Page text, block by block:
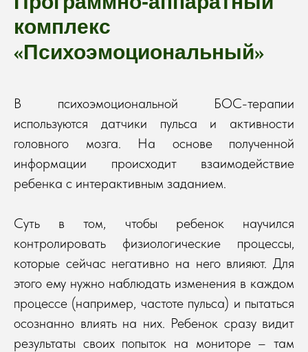
комплекс
«Психоэмоциональный»
В психоэмоциональной БОС-терапии
используются датчики пульса и активности
головного мозга. На основе полученной
информации происходит взаимодействие
ребенка с интерактивным заданием.
Суть в том, чтобы ребенок научился
контролировать физиологические процессы,
которые сейчас негативно на него влияют. Для
этого ему нужно наблюдать изменения в каждом
процессе (например, частоте пульса) и пытаться
осознанно влиять на них. Ребенок сразу видит
результаты своих попыток на мониторе – там